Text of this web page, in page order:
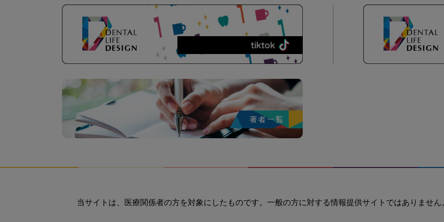
当サイトは、医療関係者の方を対象にしたものです。一般の方に対する情報提供サイトではありません